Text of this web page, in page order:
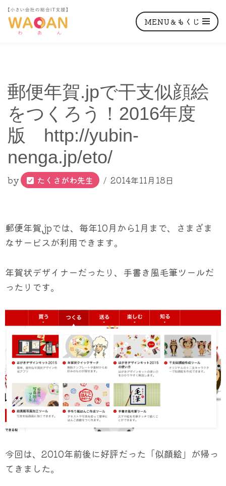
ン
テ
ン
ツ
へ
ス
キ
MENU＆もくじ
郵便年賀.jpで干支似顔絵
をつくろう！2016年度
版 http://yubin-
nenga.jp/eto/
by たくさがわ先生 2014年11月18日
郵便年賀.jpでは、毎年10月から1月まで、さまざま
なサービスが利用できます。
年賀状デザイナーだったり、手書き風毛筆ツールだ
ったりです。
今回は、2010年前後に好評だった「似顔絵」が帰っ
てきました。